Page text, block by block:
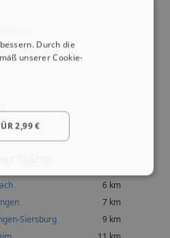
6 km
7 km
Siersburg
9 km
Durch die
unserer Cookie-
2,99 €